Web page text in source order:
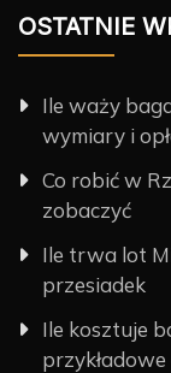
OSTATNIE
Ile waży
wymiary i
Co robić w
zobaczyć
Ile trwa lot
przesiadek
Ile kosztuje
przykładowe